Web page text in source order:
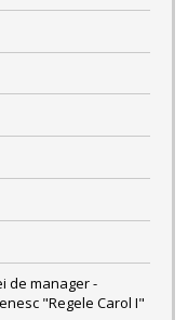
de manager -
"Regele Carol I"